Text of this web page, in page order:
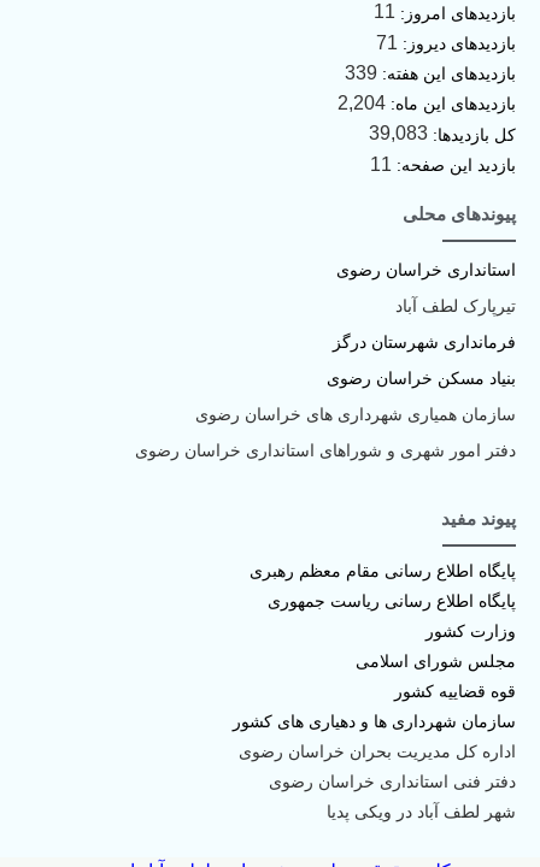
پیوند مفید
پایگاه اطلاع رسانی مقام معظم رهبری
پایگاه اطلاع رسانی ریاست جمهوری
وزارت کشور
مجلس شورای اسلامی
قوه قضاییه کشور
سازمان شهرداری ها و دهیاری های کشور
اداره کل مدیریت بحران خراسان رضوی
دفتر فنی استانداری خراسان رضوی
شهر لطف آباد در ویکی پدیا
پیوندهای محلی
استانداری خراسان رضوی
تیرپارک لطف آباد
فرمانداری شهرستان درگز
بنیاد مسکن خراسان رضوی
سازمان همیاری شهرداری های خراسان رضوی
دفتر امور شهری و شوراهای استانداری خراسان رضوی
بازدیدهای امروز: 11
بازدیدهای دیروز: 71
بازدیدهای این هفته: 339
بازدیدهای این ماه: 2,204
کل بازدیدها: 39,083
بازدید این صفحه: 11